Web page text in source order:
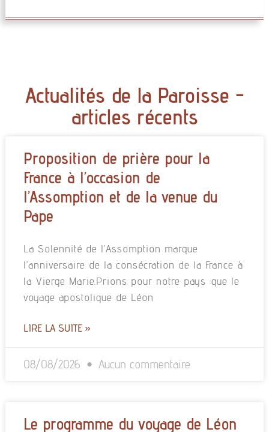
Actualités de la Paroisse -
articles récents
Proposition de prière pour la
France à l’occasion de
l’Assomption et de la venue du
Pape
La Solennité de l’Assomption marque
l’anniversaire de la consécration de la France à
la Vierge Marie.Prions pour notre pays :que le
voyage apostolique de Léon
LIRE LA SUITE »
08/08/2026 Aucun commentaire
Le programme du voyage de Léon